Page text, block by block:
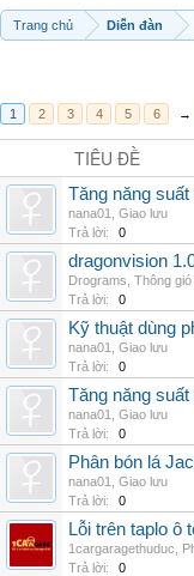
Trang chủ Diễn đàn
1 2 3 4 5 6 →
TIÊU ĐỀ
Tăng năng
nana01
Giao lưu
Trả lời:
0
dragonvision
Drograms Thông
Trả lời:
0
Kỹ thuật dùng
nana01
Giao lưu
Trả lời:
0
Tăng năng
nana01
Giao lưu
Trả lời:
0
Phân bón lá
nana01
Giao lưu
Trả lời:
0
Lỗi trên taplo ô
1cargaragethuduc
Trả lời:
0